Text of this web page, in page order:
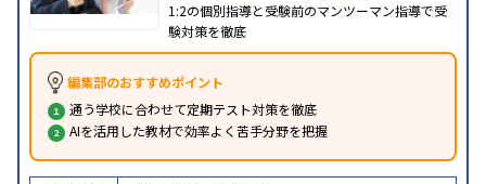
1:2の個別指導と受験前のマンツーマン指導で受
験対策を徹底
編集部のおすすめポイント
通う学校に合わせて定期テスト対策を徹底
AIを活用した教材で効率よく苦手分野を把握